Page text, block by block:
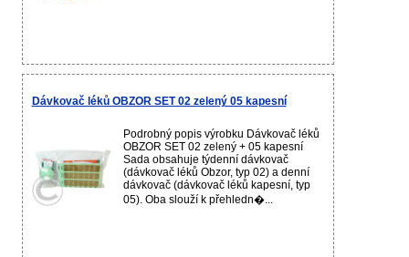
Dávkovač léků OBZOR SET 02 zelený 05 kapesní
Podrobný popis výrobku Dávkovač léků
OBZOR SET 02 zelený + 05 kapesní
Sada obsahuje týdenní dávkovač
(dávkovač léků Obzor, typ 02) a denní
dávkovač (dávkovač léků kapesní, typ
05). Oba slouží k přehledn�...